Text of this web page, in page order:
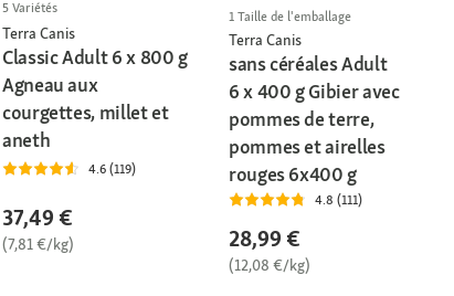
5 Variétés
Terra Canis
Classic Adult 6 x 800 g
Agneau aux
courgettes, millet et
aneth
4.6 (119)
37,49 €
(7,81 €/kg)
1 Taille de l'emballage
Terra Canis
sans céréales Adult
6 x 400 g Gibier avec
pommes de terre,
pommes et airelles
rouges 6x400 g
4.8 (111)
28,99 €
(12,08 €/kg)